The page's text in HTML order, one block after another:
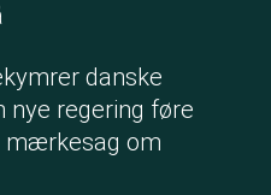
danske
nye regering føre
mærkesag om